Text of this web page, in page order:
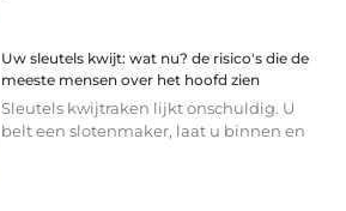
Uw sleutels kwijt: wat nu? de risico's die de
meeste mensen over het hoofd zien
Sleutels kwijtraken lijkt onschuldig. U
belt een slotenmaker, laat u binnen en